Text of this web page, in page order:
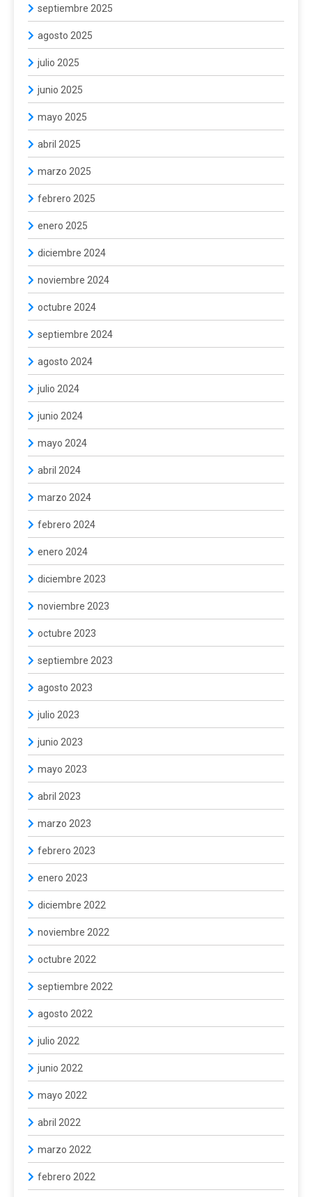
septiembre 2025
agosto 2025
julio 2025
junio 2025
mayo 2025
abril 2025
marzo 2025
febrero 2025
enero 2025
diciembre 2024
noviembre 2024
octubre 2024
septiembre 2024
agosto 2024
julio 2024
junio 2024
mayo 2024
abril 2024
marzo 2024
febrero 2024
enero 2024
diciembre 2023
noviembre 2023
octubre 2023
septiembre 2023
agosto 2023
julio 2023
junio 2023
mayo 2023
abril 2023
marzo 2023
febrero 2023
enero 2023
diciembre 2022
noviembre 2022
octubre 2022
septiembre 2022
agosto 2022
julio 2022
junio 2022
mayo 2022
abril 2022
marzo 2022
febrero 2022